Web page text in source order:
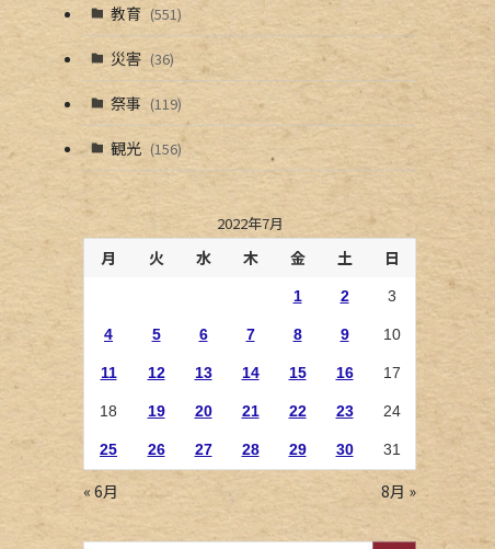
教育 (551)
災害 (36)
祭事 (119)
観光 (156)
2022年7月
月 火 水 木 金 土 日
1 2 3
4 5 6 7 8 9 10
11 12 13 14 15 16 17
18 19 20 21 22 23 24
25 26 27 28 29 30 31
« 6月 8月 »